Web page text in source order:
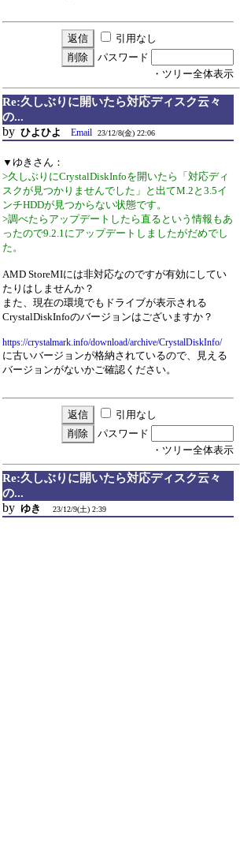
引用なし
パスワード
・ツリー全体表示
Re:久しぶりに開いたら対応ディスク云々
の...
by ひよひよ Email 23/12/8(金) 22:06
▼ゆきさん：
>久しぶりにCrystalDiskInfoを開いたら「対応ディ
スクが見つかりませんでした」と出てM.2と3.5イ
ンチHDDが見つからない状態です。
>調べたらアップデートしたら直るという情報もあ
ったので9.2.1にアップデートしましたがだめでし
た。
AMD StoreMIには非対応なのですが有効にしてい
たりはしませんか？
また、現在の環境でもドライブが表示される
CrystalDiskInfoのバージョンはございますか？
https://crystalmark.info/download/archive/CrystalDiskInfo/
に古いバージョンが格納されているので、見える
バージョンがないかご確認ください。
引用なし
パスワード
・ツリー全体表示
Re:久しぶりに開いたら対応ディスク云々
の...
by ゆき 23/12/9(土) 2:39